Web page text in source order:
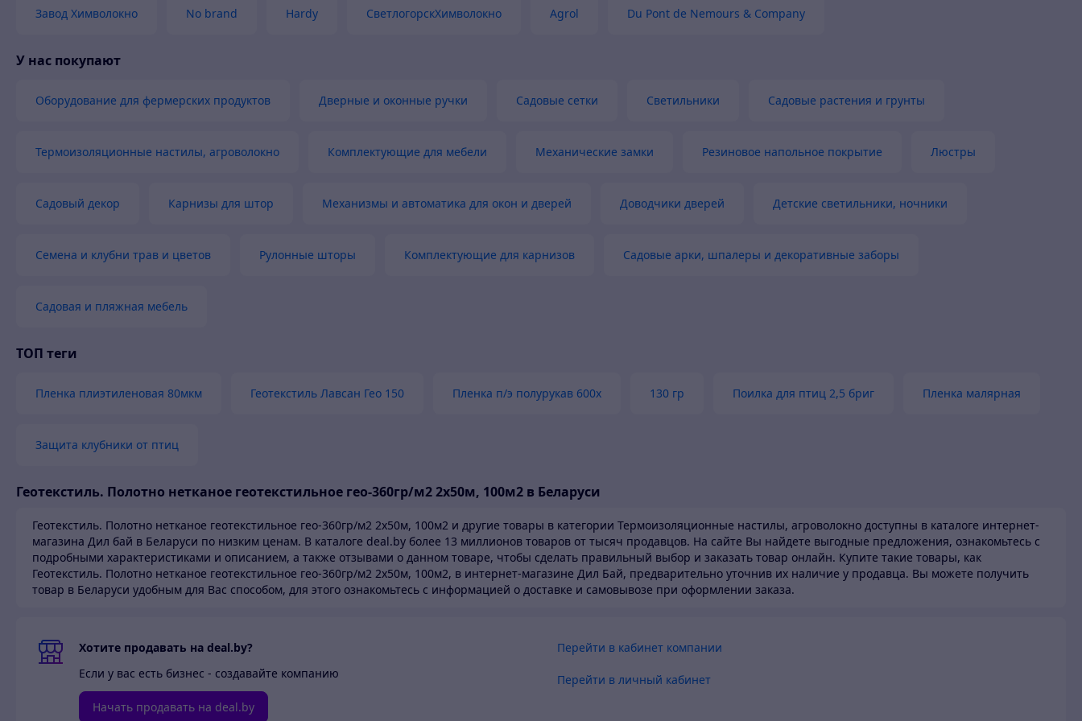
•Фундаменты и основания зданий и сооружений;
•Железные дороги (верхнее строение пути);
•Дренажные системы, предназначенные для отвода избытка воды из грунта.
Применение геотекстиля позволит решить следующие задачи:
•Защитить противофильтрационные экраны из геомембран;
Функции геотканей Описание
материалов и пр.
Укрепление слабых слоев почвы Повышение допустимой нагрузки
Укрепление асфальта Обеспечение сопротивления
Завод Химволокно No brand Hardy СветлогорскХимволокно Agrol Du Pont de Nemours & Company
У нас покупают
Оборудование для фермерских продуктов Дверные и оконные ручки Садовые сетки Светильники Садовые растения и грунты
Термоизоляционные настилы, агроволокно Комплектующие для мебели Механические замки Резиновое напольное покрытие Люстры
Садовый декор Карнизы для штор Механизмы и автоматика для окон и дверей Доводчики дверей Детские светильники, ночники
Семена и клубни трав и цветов Рулонные шторы Комплектующие для карнизов Садовые арки, шпалеры и декоративные заборы
Садовая и пляжная мебель
ТОП теги
Пленка плиэтиленовая 80мкм Геотекстиль Лавсан Гео 150 Пленка п/э полурукав 600х 130 гр Поилка для птиц 2,5 бриг Пленка малярная
Защита клубники от птиц
Геотекстиль. Полотно нетканое геотекстильное гео-360гр/м2 2х50м, 100м2 в Беларуси
Геотекстиль. Полотно нетканое геотекстильное гео-360гр/м2 2х50м, 100м2 и другие товары в категории Термоизоляционные настилы, агроволокно доступны в каталоге интернет-
магазина Дил бай в Беларуси по низким ценам. В каталоге deal.by более 13 миллионов товаров от тысяч продавцов. На сайте Вы найдете выгодные предложения, ознакомьтесь с
подробными характеристиками и описанием, а также отзывами о данном товаре, чтобы сделать правильный выбор и заказать товар онлайн. Купите такие товары, как
Геотекстиль. Полотно нетканое геотекстильное гео-360гр/м2 2х50м, 100м2, в интернет-магазине Дил Бай, предварительно уточнив их наличие у продавца. Вы можете получить
товар в Беларуси удобным для Вас способом, для этого ознакомьтесь с информацией о доставке и самовывозе при оформлении заказа.
Хотите продавать на deal.by?
Если у вас есть бизнес - создавайте компанию
Начать продавать на deal.by
Перейти в кабинет компании
Перейти в личный кабинет